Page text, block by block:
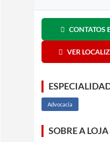
CONTATOS
VER
Advocacia
SOBRE A LOJA